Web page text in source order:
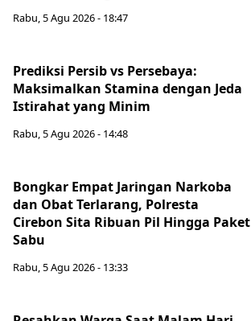
Rabu, 5 Agu 2026 - 18:47
Prediksi Persib vs Persebaya:
Maksimalkan Stamina dengan Jeda
Istirahat yang Minim
Rabu, 5 Agu 2026 - 14:48
Bongkar Empat Jaringan Narkoba
dan Obat Terlarang, Polresta
Cirebon Sita Ribuan Pil Hingga Paket
Sabu
Rabu, 5 Agu 2026 - 13:33